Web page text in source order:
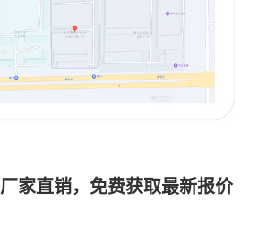
厂家直销，免费获取最新报价